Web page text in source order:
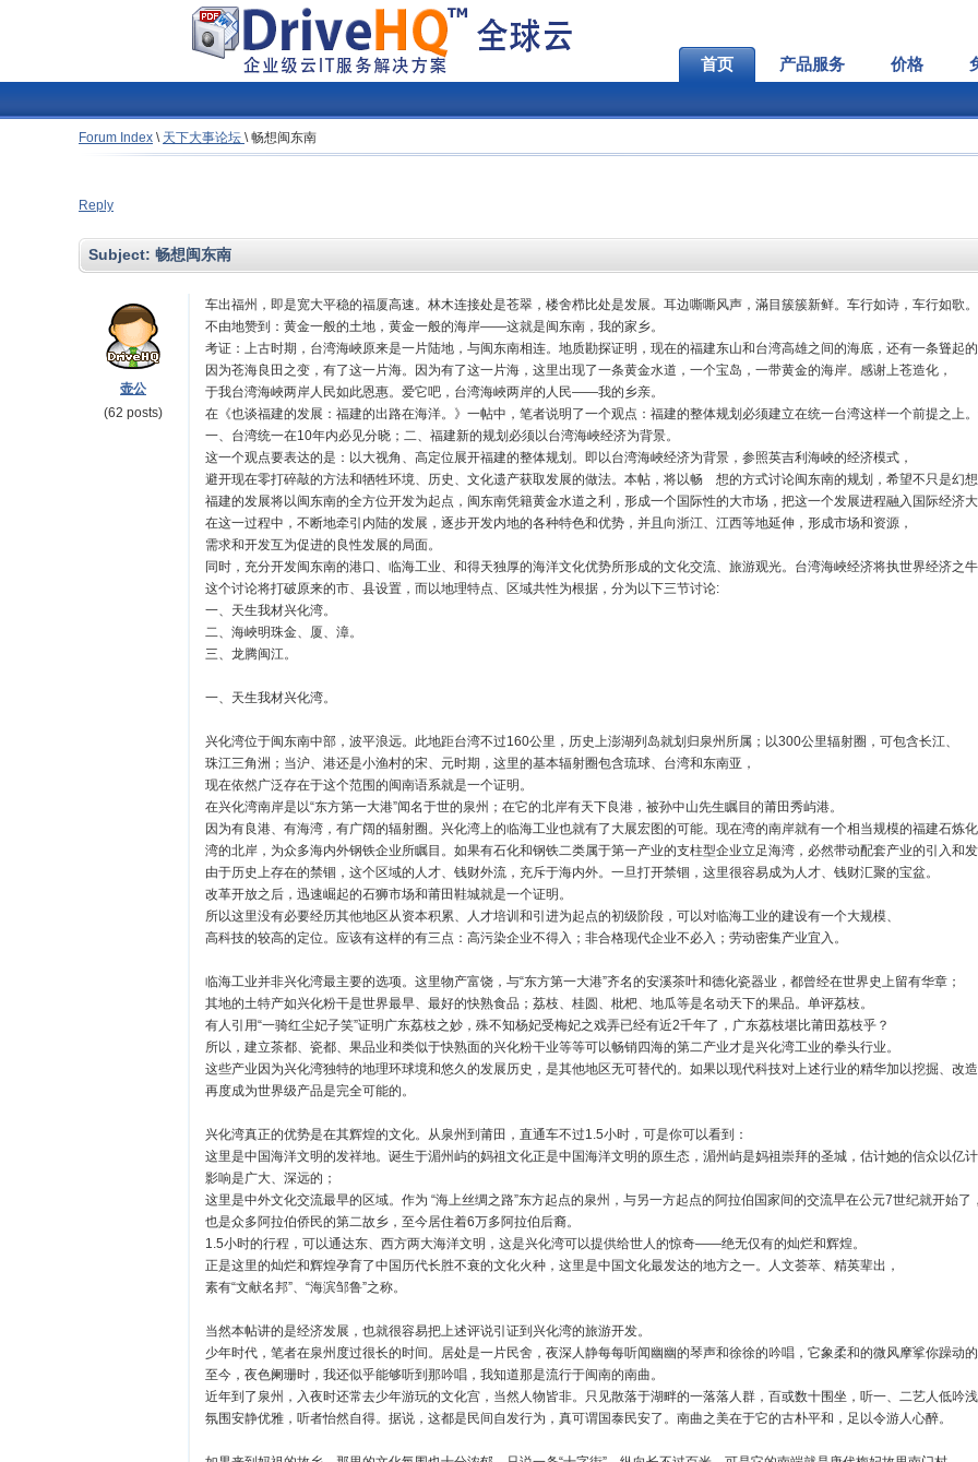
首页 产品服务 价格
Forum Index \ 天下大事论坛 \畅想闽东南
Reply
Subject: 畅想闽东南
壶公
(62 posts)
车出福州，即是宽大平稳的福厦高速。林木连接处是苍翠，楼舍栉比处是发展。耳边嘶嘶风声，滿目簇簇新鲜。车行如诗，车行如歌。
不由地赞到：黄金一般的土地，黄金一般的海岸――这就是闽东南，我的家乡。
考证：上古时期，台湾海峽原来是一片陆地，与闽东南相连。地质勘探证明，现在的福建东山和台湾高雄之间的海底，还有一条聳起的
因为苍海良田之变，有了这一片海。因为有了这一片海，这里出现了一条黄金水道，一个宝岛，一带黄金的海岸。感谢上苍造化，
于我台湾海峽两岸人民如此恩惠。爱它吧，台湾海峽两岸的人民――我的乡亲。
在《也谈福建的发展：福建的出路在海洋。》一帖中，笔者说明了一个观点：福建的整体规划必须建立在统一台湾这样一个前提之上。
一、台湾统一在10年内必见分晓；二、福建新的规划必须以台湾海峽经济为背景。
这一个观点要表达的是：以大视角、高定位展开福建的整体规划。即以台湾海峽经济为背景，参照英吉利海峽的经济模式，
避开现在零打碎敲的方法和牺牲环境、历史、文化遗产获取发展的做法。本帖，将以畅 想的方式讨论闽东南的规划，希望不只是幻想
福建的发展将以闽东南的全方位开发为起点，闽东南凭籍黄金水道之利，形成一个国际性的大市场，把这一个发展进程融入国际经济大
在这一过程中，不断地牵引内陆的发展，逐步开发内地的各种特色和优势，并且向浙江、江西等地延伸，形成市场和资源，
需求和开发互为促进的良性发展的局面。
同时，充分开发闽东南的港口、临海工业、和得天独厚的海洋文化优势所形成的文化交流、旅游观光。台湾海峽经济将执世界经济之牛
这个讨论将打破原来的市、县设置，而以地理特点、区域共性为根据，分为以下三节讨论:
一、天生我材兴化湾。
二、海峽明珠金、厦、漳。
三、龙腾闽江。
一、天生我材兴化湾。
兴化湾位于闽东南中部，波平浪远。此地距台湾不过160公里，历史上澎湖列岛就划归泉州所属；以300公里辐射圈，可包含长江、
珠江三角洲；当沪、港还是小渔村的宋、元时期，这里的基本辐射圈包含琉球、台湾和东南亚，
现在依然广泛存在于这个范围的闽南语系就是一个证明。
在兴化湾南岸是以“东方第一大港”闻名于世的泉州；在它的北岸有天下良港，被孙中山先生瞩目的莆田秀屿港。
因为有良港、有海湾，有广阔的辐射圈。兴化湾上的临海工业也就有了大展宏图的可能。现在湾的南岸就有一个相当规模的福建石炼化
湾的北岸，为众多海内外钢铁企业所瞩目。如果有石化和钢铁二类属于第一产业的支柱型企业立足海湾，必然带动配套产业的引入和发
由于历史上存在的禁锢，这个区域的人才、钱财外流，充斥于海内外。一旦打开禁锢，这里很容易成为人才、钱财汇聚的宝盆。
改革开放之后，迅速崛起的石狮市场和莆田鞋城就是一个证明。
所以这里没有必要经历其他地区从资本积累、人才培训和引进为起点的初级阶段，可以对临海工业的建设有一个大规模、
高科技的较高的定位。应该有这样的有三点：高污染企业不得入；非合格现代企业不必入；劳动密集产业宜入。
临海工业并非兴化湾最主要的选项。这里物产富饶，与“东方第一大港”齐名的安溪茶叶和德化瓷器业，都曾经在世界史上留有华章；
其地的土特产如兴化粉干是世界最早、最好的快熟食品；荔枝、桂圆、枇杷、地瓜等是名动天下的果品。单评荔枝。
有人引用“一骑红尘妃子笑”证明广东荔枝之妙，殊不知杨妃受梅妃之戏弄已经有近2千年了，广东荔枝堪比莆田荔枝乎？
所以，建立茶都、瓷都、果品业和类似于快熟面的兴化粉干业等等可以畅销四海的第二产业才是兴化湾工业的拳头行业。
这些产业因为兴化湾独特的地理环球境和悠久的发展历史，是其他地区无可替代的。如果以现代科技对上述行业的精华加以挖掘、改造
再度成为世界级产品是完全可能的。
兴化湾真正的优势是在其辉煌的文化。从泉州到莆田，直通车不过1.5小时，可是你可以看到：
这里是中国海洋文明的发祥地。诞生于湄州屿的妈祖文化正是中国海洋文明的原生态，湄州屿是妈祖崇拜的圣城，估计她的信众以亿计
影响是广大、深远的；
这里是中外文化交流最早的区域。作为 “海上丝绸之路”东方起点的泉州，与另一方起点的阿拉伯国家间的交流早在公元7世纪就开始了，
也是众多阿拉伯侨民的第二故乡，至今居住着6万多阿拉伯后裔。
1.5小时的行程，可以通达东、西方两大海洋文明，这是兴化湾可以提供给世人的惊奇――绝无仅有的灿烂和辉煌。
正是这里的灿烂和辉煌孕育了中国历代长胜不衰的文化火种，这里是中国文化最发达的地方之一。人文荟萃、精英辈出，
素有“文献名邦”、“海滨邹鲁”之称。
当然本帖讲的是经济发展，也就很容易把上述评说引证到兴化湾的旅游开发。
少年时代，笔者在泉州度过很长的时间。居处是一片民舍，夜深人静每每听闻幽幽的琴声和徐徐的吟唱，它象柔和的微风摩挲你躁动的
至今，夜色阑珊时，我还似乎能够听到那吟唱，我知道那是流行于闽南的南曲。
近年到了泉州，入夜时还常去少年游玩的文化宫，当然人物皆非。只见散落于湖畔的一落落人群，百或数十围坐，听一、二艺人低吟浅
氛围安静优雅，听者怡然自得。据说，这都是民间自发行为，真可谓国泰民安了。南曲之美在于它的古朴平和，足以令游人心醉。